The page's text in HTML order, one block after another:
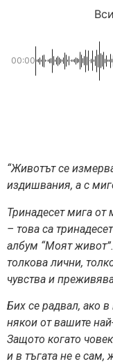
00:00
“Животът се
издишвания, а с
Тринадесет мига
– това са
албум “Моят
толкова лични,
чувства и
Бих се радвал, ако
някои от вашите
Защото когато
и в тъгата не е сам,